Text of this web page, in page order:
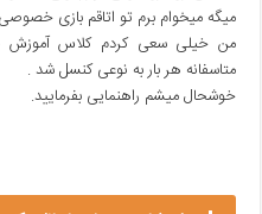
میگه میخوام برم تو اتاقم بازی
من خیلی سعی کردم کلاس آموزش
متاسفانه هر بار به نوعی کنسل شد .
خوشحال میشم راهنمایی بفرمایید.